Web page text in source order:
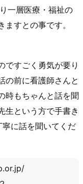
一層医療・福祉の
すとの事です。
ですごく勇気が要り
の前に看護師さんと
時もちゃんと話を聞
生という方で手書き
に話を聞いてくだ